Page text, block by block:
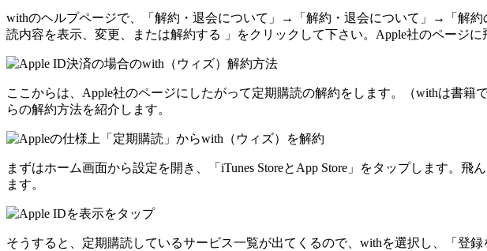
withのヘルプページで、「解約・退会について」→「解約・退会について」→「解
読内容を表示、変更、または解約する 」をクリックして下さい。Apple社のページに
ここからは、Apple社のページにしたがって定期購読の解約をします。（withは書籍
らの解約方法を紹介します。
まずはホーム画面から設定を開き、「iTunes StoreとApp Store」をタップします。
ます。
そうすると、定期購読しているサービス一覧が出てくるので、withを選択し、「登